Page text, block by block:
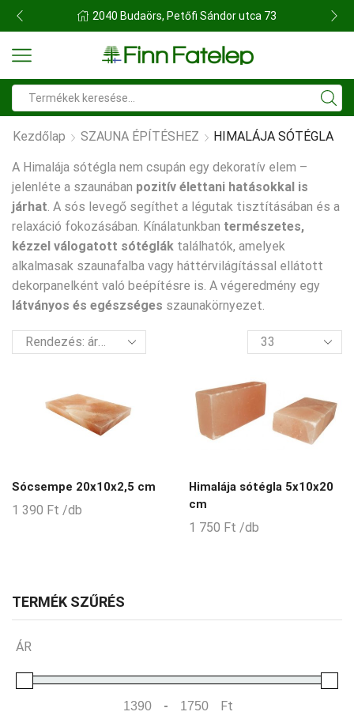
FINN FATELEP BUDAÖRS
input
Kezdőlap SZAUNA ÉPÍTÉSHEZ HIMALÁJA SÓTÉGLA
A Himalája sótégla nem csupán egy dekoratív elem –
jelenléte a szaunában pozitív élettani hatásokkal is
járhat. A sós levegő segíthet a légutak tisztításában és a
relaxáció fokozásában. Kínálatunkban természetes,
kézzel válogatott sótéglák találhatók, amelyek
alkalmasak szaunafalba vagy háttérvilágítással ellátott
dekorpanelként való beépítésre is. A végeredmény egy
látványos és egészséges szaunakörnyezet.
termék
per
Sócsempe 20x10x2,5 cm
1 390 Ft /db
Himalája sótégla 5x10x20
cm
1 750 Ft /db
TERMÉK SZŰRÉS
ÁR
Minimum Price
-
Maximum Price
Ft